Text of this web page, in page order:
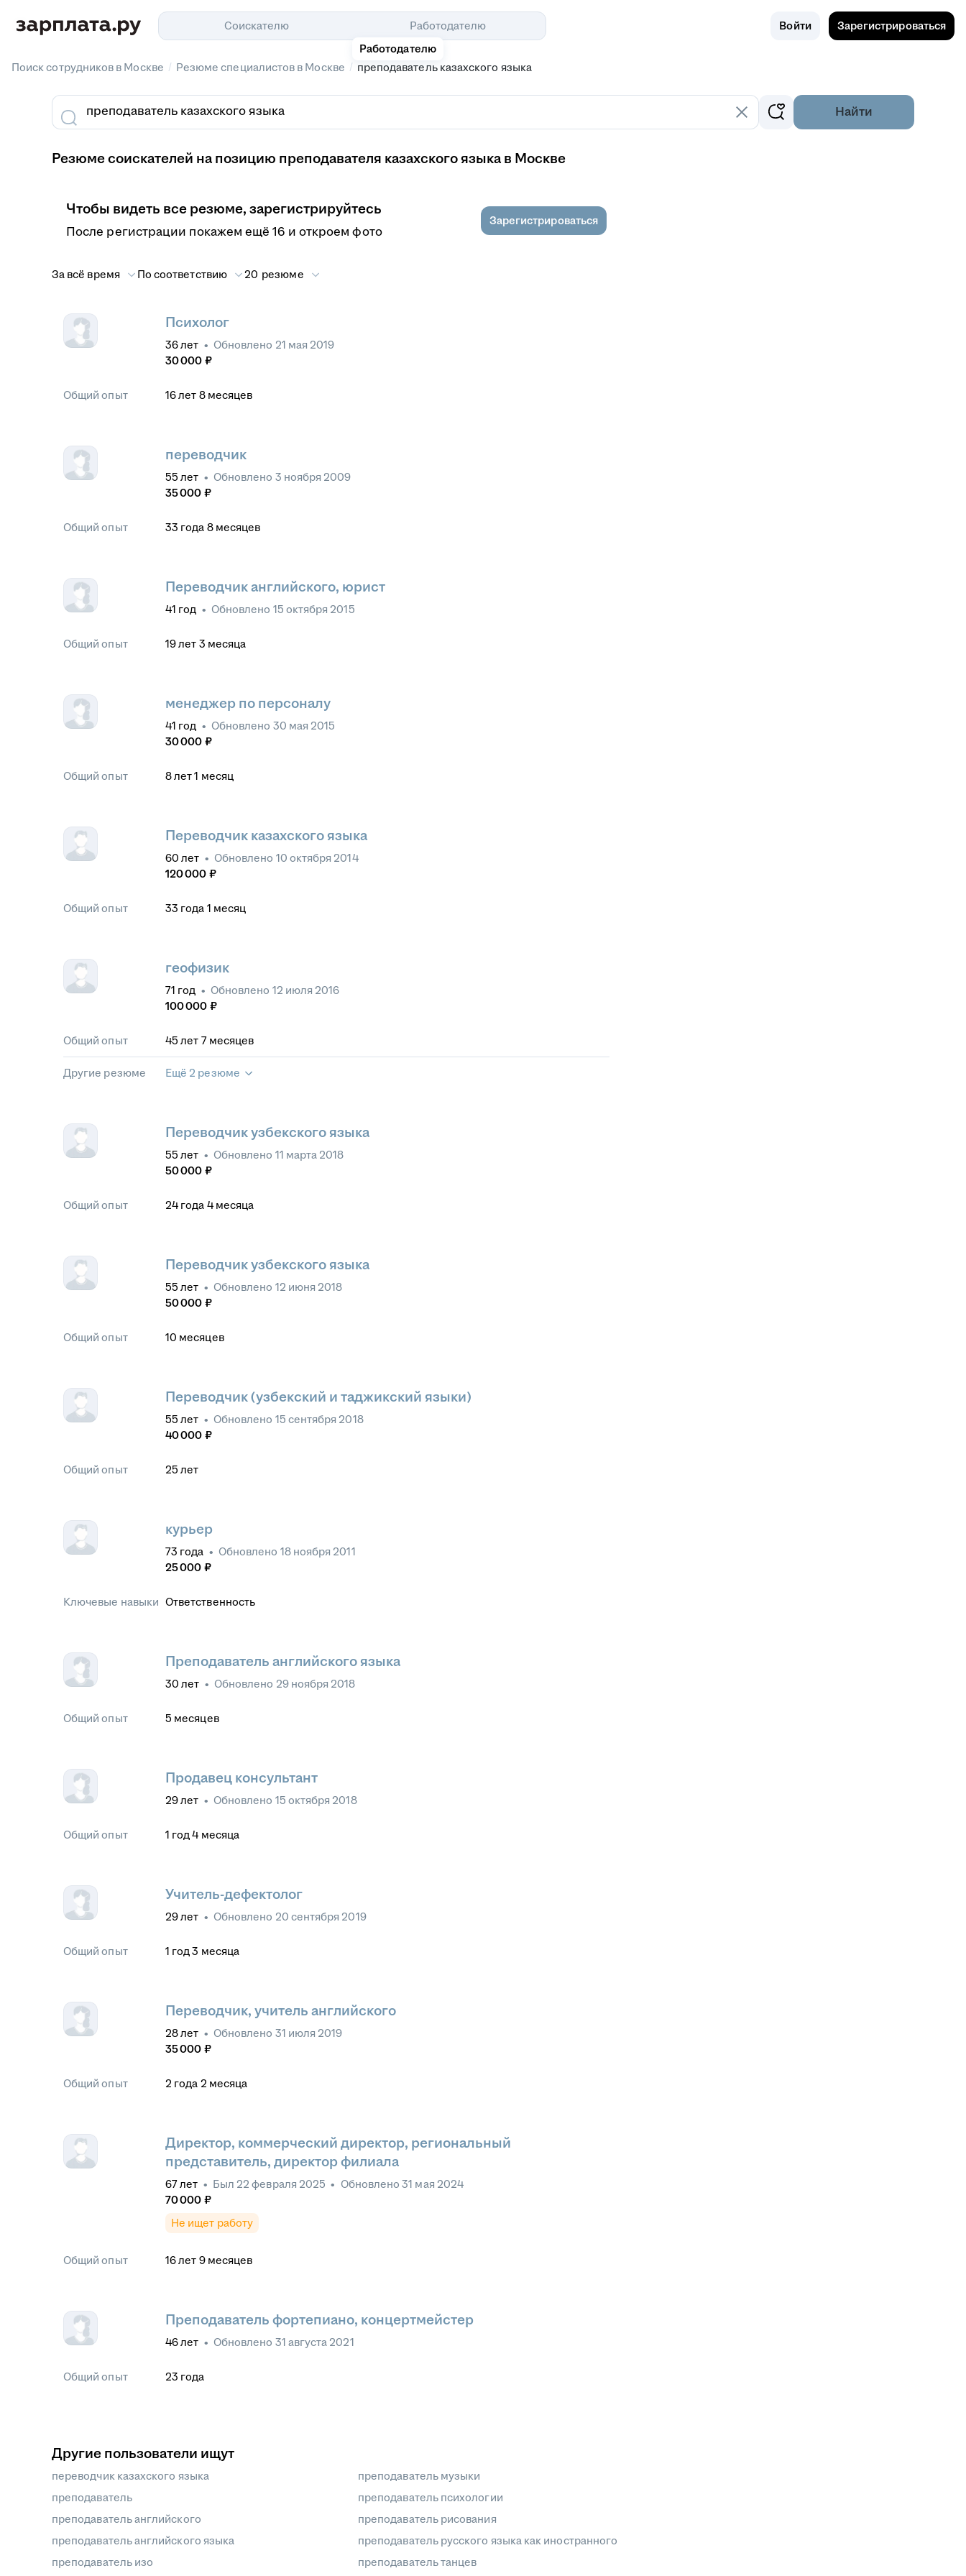
Соискателю
Работодателю
Работодателю
Войти Зарегистрироваться
Поиск сотрудников в Москве / Резюме специалистов в Москве / преподаватель казахского языка
Найти
Резюме соискателей на позицию преподавателя казахского языка в Москве
Чтобы видеть все резюме, зарегистрируйтесь
После регистрации покажем ещё 16 и откроем фото
Зарегистрироваться
За всё время По соответствию 20 резюме
Психолог
36лет • Обновлено 21 мая 2019
30 000 ₽
Общий опыт 16лет 8 месяцев
переводчик
55 лет • Обновлено 3 ноября 2009
35 000 ₽
Общий опыт 33 года 8 месяцев
Переводчик английского, юрист
41 год • Обновлено 15 октября 2015
Общий опыт 19лет 3 месяца
менеджер по персоналу
41 год • Обновлено 30 мая 2015
30 000 ₽
Общий опыт 8лет 1 месяц
Переводчик казахского языка
60 лет • Обновлено 10 октября 2014
120 000 ₽
Общий опыт 33 года 1 месяц
геофизик
71 год • Обновлено 12 июля 2016
100 000 ₽
Общий опыт 45 лет 7 месяцев
Другие резюме Ещё 2 резюме
Переводчик узбекского языка
55 лет • Обновлено 11 марта 2018
50 000 ₽
Общий опыт 24 года 4 месяца
Переводчик узбекского языка
55 лет • Обновлено 12 июня 2018
50 000 ₽
Общий опыт 10 месяцев
Переводчик (узбекский и таджикский языки)
55 лет • Обновлено 15 сентября 2018
40 000 ₽
Общий опыт 25 лет
курьер
73 года • Обновлено 18 ноября 2011
25 000 ₽
Ключевые навыки Ответственность
Преподаватель английского языка
30 лет • Обновлено 29 ноября 2018
Общий опыт 5 месяцев
Продавец консультант
29лет • Обновлено 15 октября 2018
Общий опыт 1 год 4 месяца
Учитель-дефектолог
29лет • Обновлено 20 сентября 2019
Общий опыт 1 год 3 месяца
Переводчик, учитель английского
28лет • Обновлено 31 июля 2019
35 000 ₽
Общий опыт 2 года 2 месяца
Директор, коммерческий директор, региональный
представитель, директор филиала
67лет • Был 22 февраля 2025 • Обновлено31 мая 2024
70 000 ₽
Не ищет работу
Общий опыт 16лет 9 месяцев
Преподаватель фортепиано, концертмейстер
46лет • Обновлено 31 августа 2021
Общий опыт 23 года
Другие пользователи ищут
переводчик казахского языка
преподаватель
преподаватель английского
преподаватель английского языка
преподаватель изо
преподаватель музыки
преподаватель психологии
преподаватель рисования
преподаватель русского языка как иностранного
преподаватель танцев